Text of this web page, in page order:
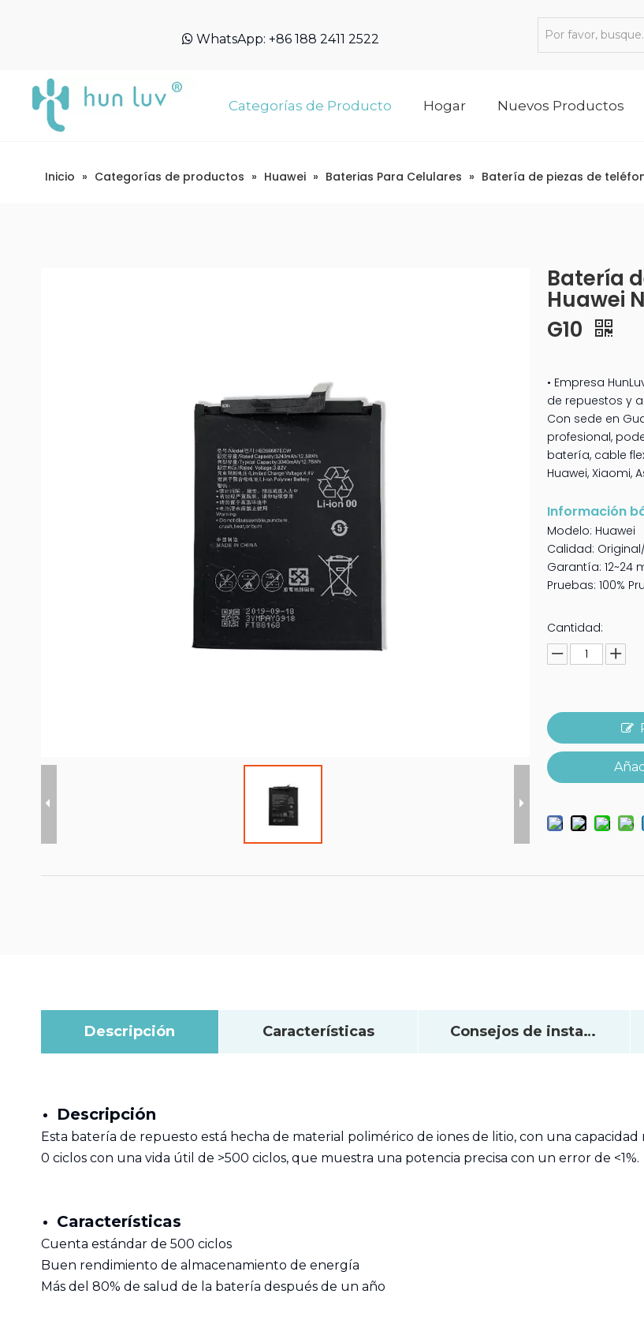
 WhatsApp: +86 188 2411 2522
Categorías de Producto Hogar Nuevos Productos
Inicio » Categorías de productos » Huawei » Baterias Para Celulares » Batería de piezas de
Batería
Huawei
G10
• Empresa
de repuestos y
Con sede en
profesional,
batería, cable
Huawei, Xiaomi,
Información
Modelo: Huawei
Calidad:
Garantía: 12~24
Pruebas: 100%
Cantidad:
Descripción Características Consejos de instalación
Descripción
Esta batería de repuesto está hecha de material polimérico de iones de litio, con una
0 ciclos con una vida útil de >500 ciclos, que muestra una potencia precisa con un error de <1%.
Características
Cuenta estándar de 500 ciclos
Buen rendimiento de almacenamiento de energía
Más del 80% de salud de la batería después de un año